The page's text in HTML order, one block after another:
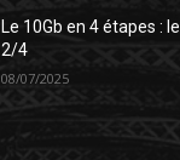
Le 10Gb en 4 étapes :
2/4
08/07/2025